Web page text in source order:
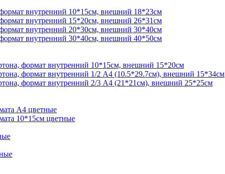
внутренний 10*15см, внешний 18*23см
внутренний 15*20см, внешний 26*31см
внутренний 20*30см, внешний 30*40см
внутренний 30*40см, внешний 40*50см
формат внутренний 10*15см, внешний 15*20см
формат внутренний 1/2 А4 (10.5*29.7см), внешний 15*34см
формат внутренний 2/3 А4 (21*21см), внешний 25*25см
А4 цветные
10*15см цветные